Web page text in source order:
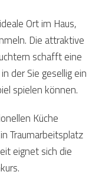
Ort im Haus,
Die attraktive
schafft eine
der Sie gesellig ein
spielen können.
Küche
Traumarbeitsplatz
eignet sich die